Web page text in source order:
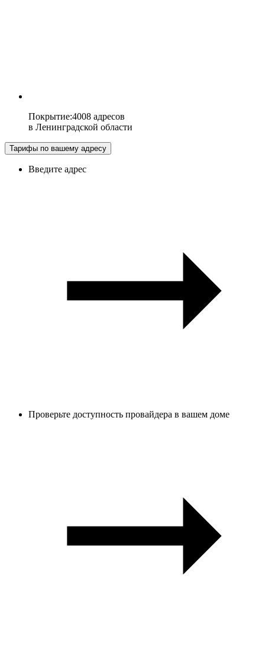
Покрытие:4008 адресов
в Ленинградской области
Тарифы по вашему адресу
Введите адрес
Проверьте доступность провайдера в вашем доме